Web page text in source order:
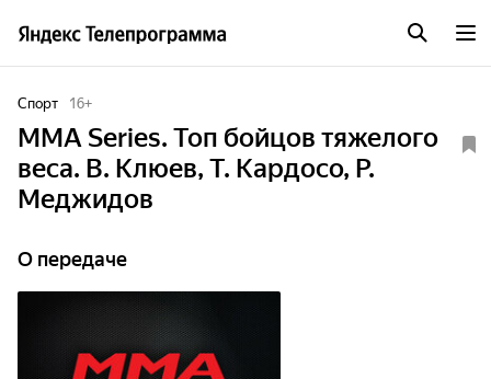
Спорт 16+
MMA Series. Топ бойцов тяжелого
веса. В. Клюев, Т. Кардосо, Р.
Меджидов
О передаче